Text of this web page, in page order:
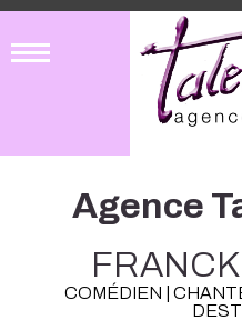
Agence
FRANCK
COMÉDIEN |